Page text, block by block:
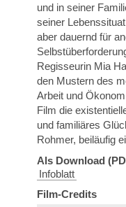
und in seiner
seiner
aber dauernd für
Regisseurin Mia
den Mustern des
Arbeit und
Film die
und familiäres
Rohmer, beiläufig
Als Download
Infoblatt
Film-Credits